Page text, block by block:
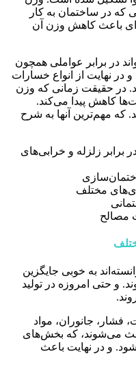
که در ساختمان به کار
ای باعث کاهش وزن آن
در برابر عواملی همچون
در نهایت از انواع خسارات
در حقیقت زمانی که وزن
کاهش پیدا می‌کند.
که مهم‌ترین آنها به شرح
زلزله و خرابی‌های
مختلف
مصالح
به خوبی جایگزین
و حتی امروزه در تولید
فشار، جانوران، مواد
می‌شوند، که بخش‌های
و در نهایت باعث